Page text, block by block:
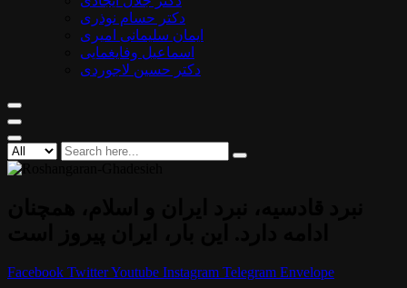
دکتر حسام نوذری
ایمان سلیمانی امیری
اسماعیل وفایغمایی
دکتر حسین لاجوردی
Facebook TwitterYoutube Instagram Telegram Envelope